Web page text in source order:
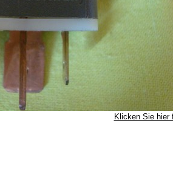
Klicken Sie hier